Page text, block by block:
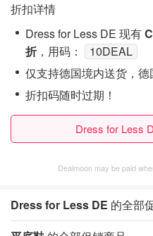
折扣详情
Dress for Less DE 现有
折 ，用码：
10DEAL
仅支持德国境内送货，德
折扣码随时过期！
Dress for Less
Dealmoon may be paid
Dress for Less DE 的全部